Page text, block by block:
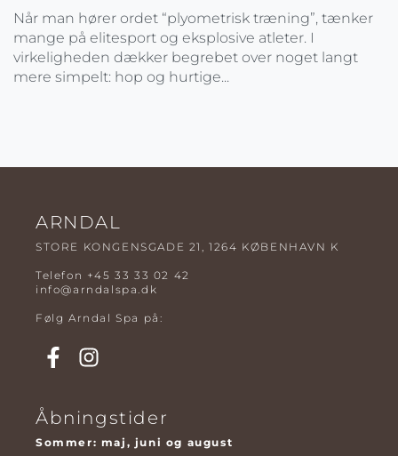
Når man hører ordet “plyometrisk træning”, tænker
mange på elitesport og eksplosive atleter. I
virkeligheden dækker begrebet over noget langt
mere simpelt: hop og hurtige...
ARNDAL
STORE KONGENSGADE 21, 1264 KØBENHAVN K
Telefon +45 33 33 02 42
info@arndalspa.dk
Følg Arndal Spa på:
Åbningstider
Sommer: maj, juni og august